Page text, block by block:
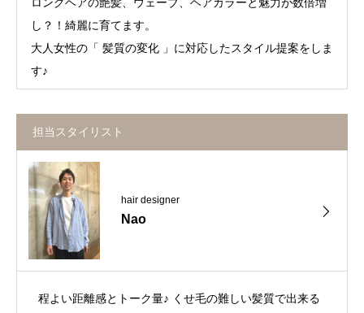
し？！綺麗に育てます。
大人女性の「 髪質の変化 」に対応したスタイル提案をしま
す♪
担当スタイリスト
hair designer
Nao
程よい距離感とトーク量♪ くせ毛の難しい髪質で出来る